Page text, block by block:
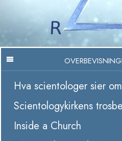
Hva scientologer sier
Scientologykirkens
Inside a Church